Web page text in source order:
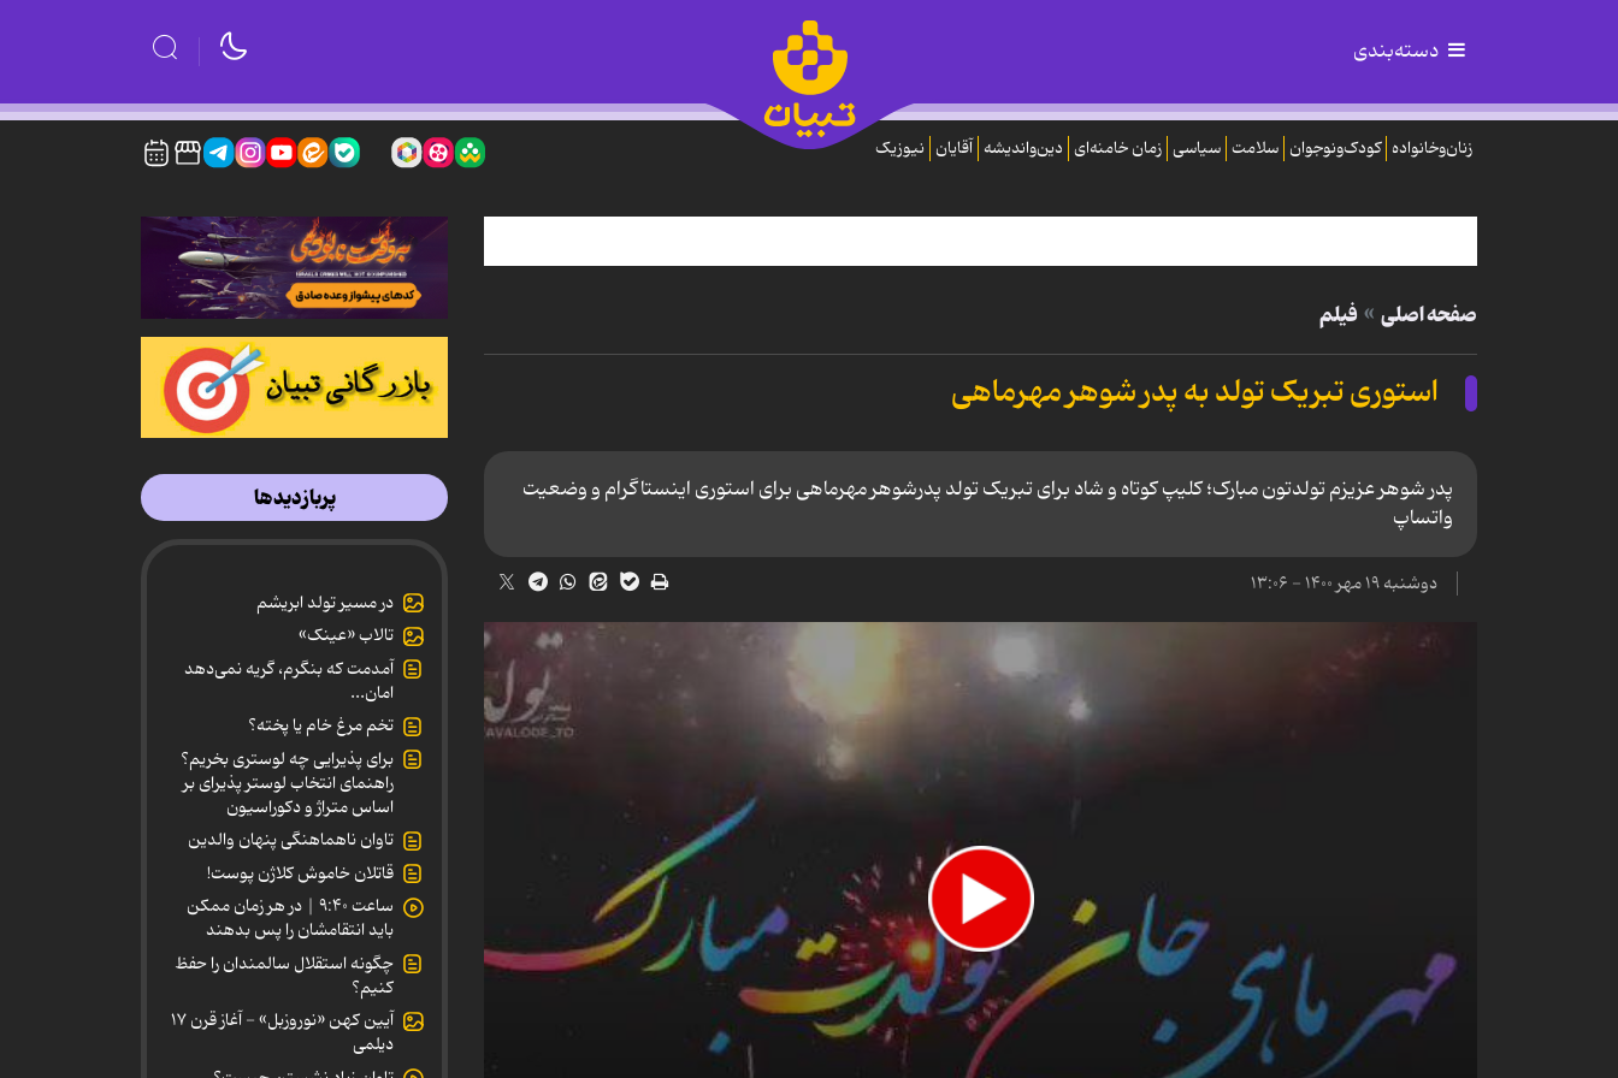
دسته‌بندی
زنان‌وخانواده کودک‌ونوجوان سلامت سیاسی زمان خامنه‌ای دین‌واندیشه آقایان نیوزیک
صفحه اصلی فیلم
استوری تبریک تولد به پدر شوهر مهرماهی
پدر شوهر عزیزم تولدتون مبارک؛ کلیپ کوتاه و شاد برای تبریک تولد پدرشوهر مهرماهی برای استوری اینستاگرام و وضعیت
واتساپ
دوشنبه ۱۹ مهر ۱۴۰۰ - ۱۳:۰۶
پربازدیدها
در مسیر تولد ابریشم
تالاب «عینک»
آمدمت که بنگرم، گریه نمی‌دهد
امان...
تخم مرغ خام یا پخته؟
برای پذیرایی چه لوستری بخریم؟
راهنمای انتخاب لوستر پذیرای بر
اساس متراژ و دکوراسیون
تاوان ناهماهنگی پنهان والدین
قاتلان خاموش کلاژن پوست!
ساعت ۹:۴۰ | در هر زمان ممکن
باید انتقامشان را پس بدهند
چگونه استقلال سالمندان را حفظ
کنیم؟
آیین کهن «نوروزبل» - آغاز قرن ۱۷
دیلمی